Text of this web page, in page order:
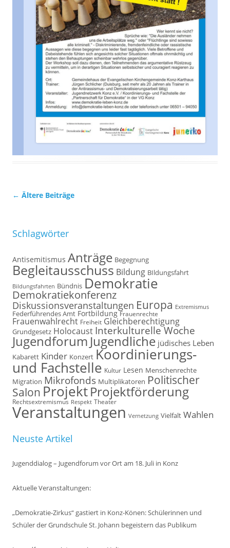
Beitrags-
← Ältere Beiträge
Schlagwörter
Antisemitismus Anträge Begegnung
Begleitausschuss Bildung BIldungsfahrt
Bildungsfahrten Bündnis Demokratie
Demokratiekonferenz
Diskussionsveranstaltungen Europa Extremismus
Federführendes Amt Fortbildung Frauenrechte
Frauenwahlrecht Freiheit Gleichberechtigung
Grundgesetz Holocaust Interkulturelle Woche
Jugendforum Jugendliche jüdisches Leben
Kabarett Kinder Konzert Koordinierungs-
und Fachstelle Kultur Lesen Menschenrechte
Migration Mikrofonds Multiplikatoren Politischer
Salon ProjektProjektförderung
Rechtsextremismus Respekt Theater
Veranstaltungen Vernetzung Vielfalt Wahlen
Neuste Artikel
Jugenddialog – Jugendforum vor Ort am 18. Juli in Konz
Aktuelle Veranstaltungen:
„Demokratie-Zirkus“ gastiert in Konz-Könen: Schülerinnen und
Schüler der Grundschule St. Johann begeistern das Publikum